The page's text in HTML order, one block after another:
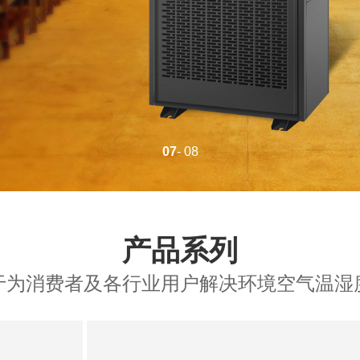
08- 08
产品系列
为消费者及各行业用户解决环境空气温湿